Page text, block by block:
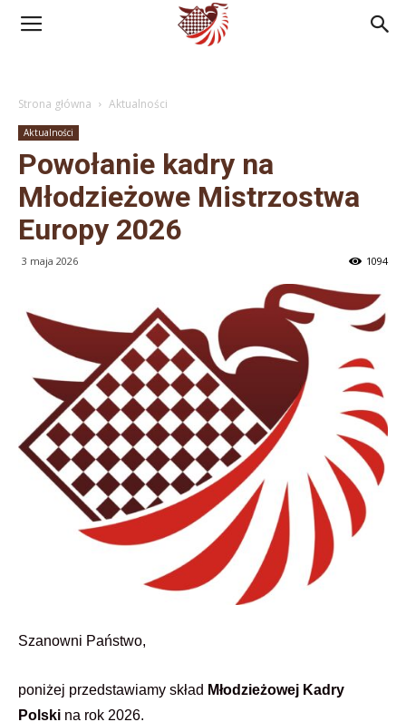
Polski
Związek
Warcabowy
Strona główna Aktualności
Aktualności
Powołanie kadry na
Młodzieżowe Mistrzostwa
Europy 2026
3 maja 2026 1094
Szanowni Państwo,
poniżej przedstawiamy skład Młodzieżowej Kadry
Polski na rok 2026.